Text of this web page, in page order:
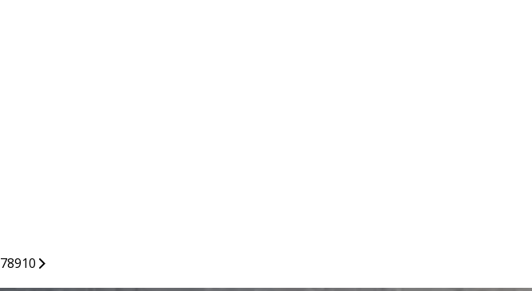
78910